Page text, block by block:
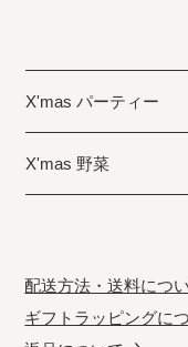
X'mas パーティー
X'mas 野菜
配送方法・送料につ
ギフトラッピングに